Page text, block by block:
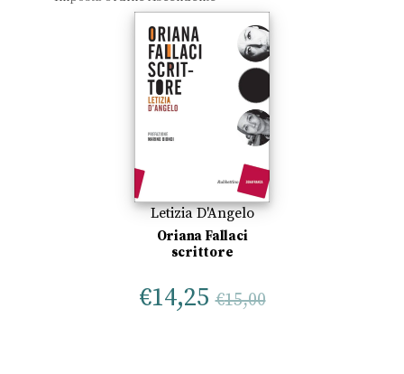
Letizia D'Angelo
Oriana Fallaci
scrittore
€14,25 €15,00